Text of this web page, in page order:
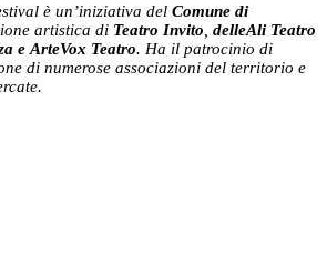
è un’iniziativa del Comune di
artistica di Teatro Invito
e ArteVox Teatro
di numerose associazioni del territorio e